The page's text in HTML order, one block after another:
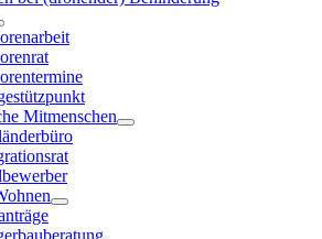
Mitmenschen